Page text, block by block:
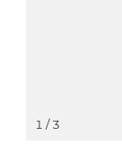
1 / 3